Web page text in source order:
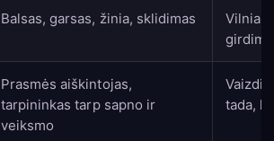
Balsas, garsas, žinia, sklidimas
Prasmės aiškintojas,
tarpininkas tarp sapno ir
veiksmo
tada,